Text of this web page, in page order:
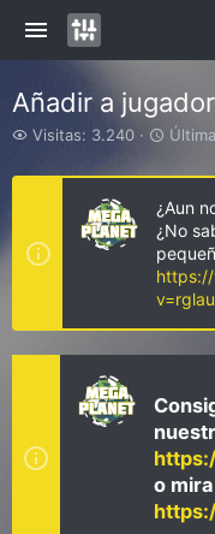
Añadir a
V
s
a
s
Visitas: 3.240
Ú
t
i
m
a
a
c
t
u
z
a
c
ó
n
¿Aun
¿No
o